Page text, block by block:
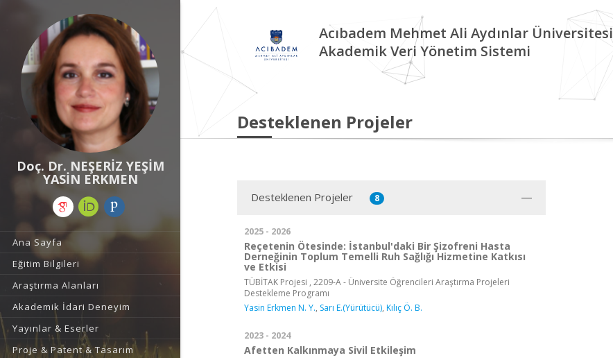
Doç. Dr. NEŞERİZ YEŞİM
YASİN ERKMEN
Ana Sayfa
Eğitim Bilgileri
Araştırma Alanları
Akademik İdari Deneyim
Yayınlar & Eserler
Proje & Patent & Tasarım
Acıbadem Mehmet Ali Aydınlar Üniversitesi
Akademik Veri Yönetim Sistemi
Desteklenen Projeler
Desteklenen Projeler 8
2025 - 2026
Reçetenin Ötesinde: İstanbul'daki Bir Şizofreni Hasta
Derneğinin Toplum Temelli Ruh Sağlığı Hizmetine Katkısı
ve Etkisi
TÜBİTAK Projesi , 2209-A - Üniversite Öğrencileri Araştırma Projeleri
Destekleme Programı
Yasin Erkmen N. Y., Sarı E.(Yürütücü), Kılıç Ö. B.
2023 - 2024
Afetten Kalkınmaya Sivil Etkileşim